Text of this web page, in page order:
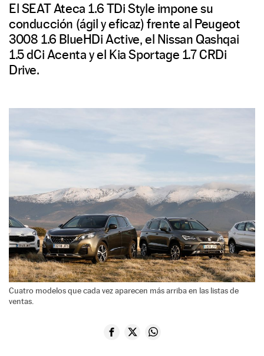
El SEAT Ateca 1.6 TDi Style impone su
conducción (ágil y eficaz) frente al Peugeot
3008 1.6 BlueHDi Active, el Nissan Qashqai
1.5 dCi Acenta y el Kia Sportage 1.7 CRDi
Drive.
Cuatro modelos que cada vez aparecen más arriba en las listas de
ventas.